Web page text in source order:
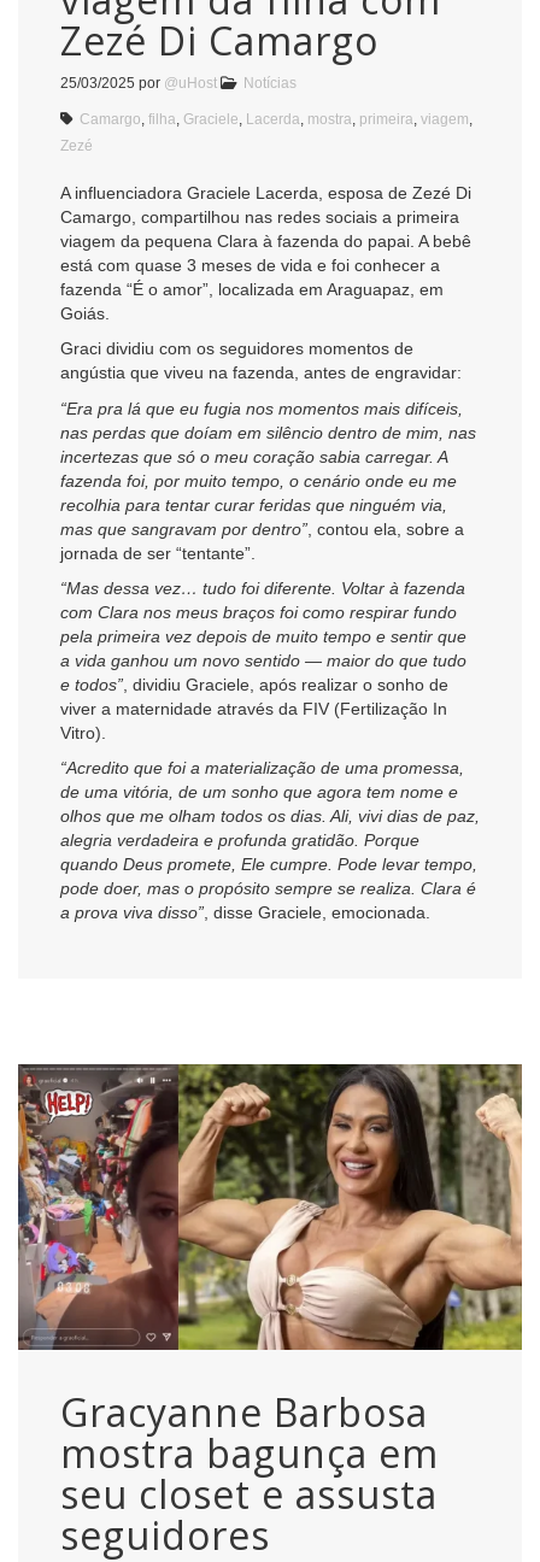
Zezé Di Camargo
25/03/2025 por @uHost Notícias
Camargo filha Graciele Lacerda mostra primeira viagem
Zezé
A influenciadora Graciele Lacerda, esposa de Zezé Di
Camargo, compartilhou nas redes sociais a primeira
viagem da pequena Clara à fazenda do papai. A bebê
está com quase 3 meses de vida e foi conhecer a
fazenda “É o amor”, localizada em Araguapaz, em
Goiás.
Graci dividiu com os seguidores momentos de
angústia que viveu na fazenda, antes de engravidar:
“Era pra lá que eu fugia nos momentos mais difíceis,
nas perdas que doíam em silêncio dentro de mim, nas
incertezas que só o meu coração sabia carregar. A
fazenda foi, por muito tempo, o cenário onde eu me
recolhia para tentar curar feridas que ninguém via,
mas que sangravam por dentro” , contou ela, sobre a
jornada de ser “tentante”.
“Mas dessa vez… tudo foi diferente. Voltar à fazenda
com Clara nos meus braços foi como respirar fundo
pela primeira vez depois de muito tempo e sentir que
a vida ganhou um novo sentido — maior do que tudo
e todos” , dividiu Graciele, após realizar o sonho de
viver a maternidade através da FIV (Fertilização In
Vitro).
“Acredito que foi a materialização de uma promessa,
de uma vitória, de um sonho que agora tem nome e
olhos que me olham todos os dias. Ali, vivi dias de paz,
alegria verdadeira e profunda gratidão. Porque
quando Deus promete, Ele cumpre. Pode levar tempo,
pode doer, mas o propósito sempre se realiza. Clara é
a prova viva disso”, disse Graciele, emocionada.
Gracyanne Barbosa
mostra bagunça em
seu closet e assusta
seguidores